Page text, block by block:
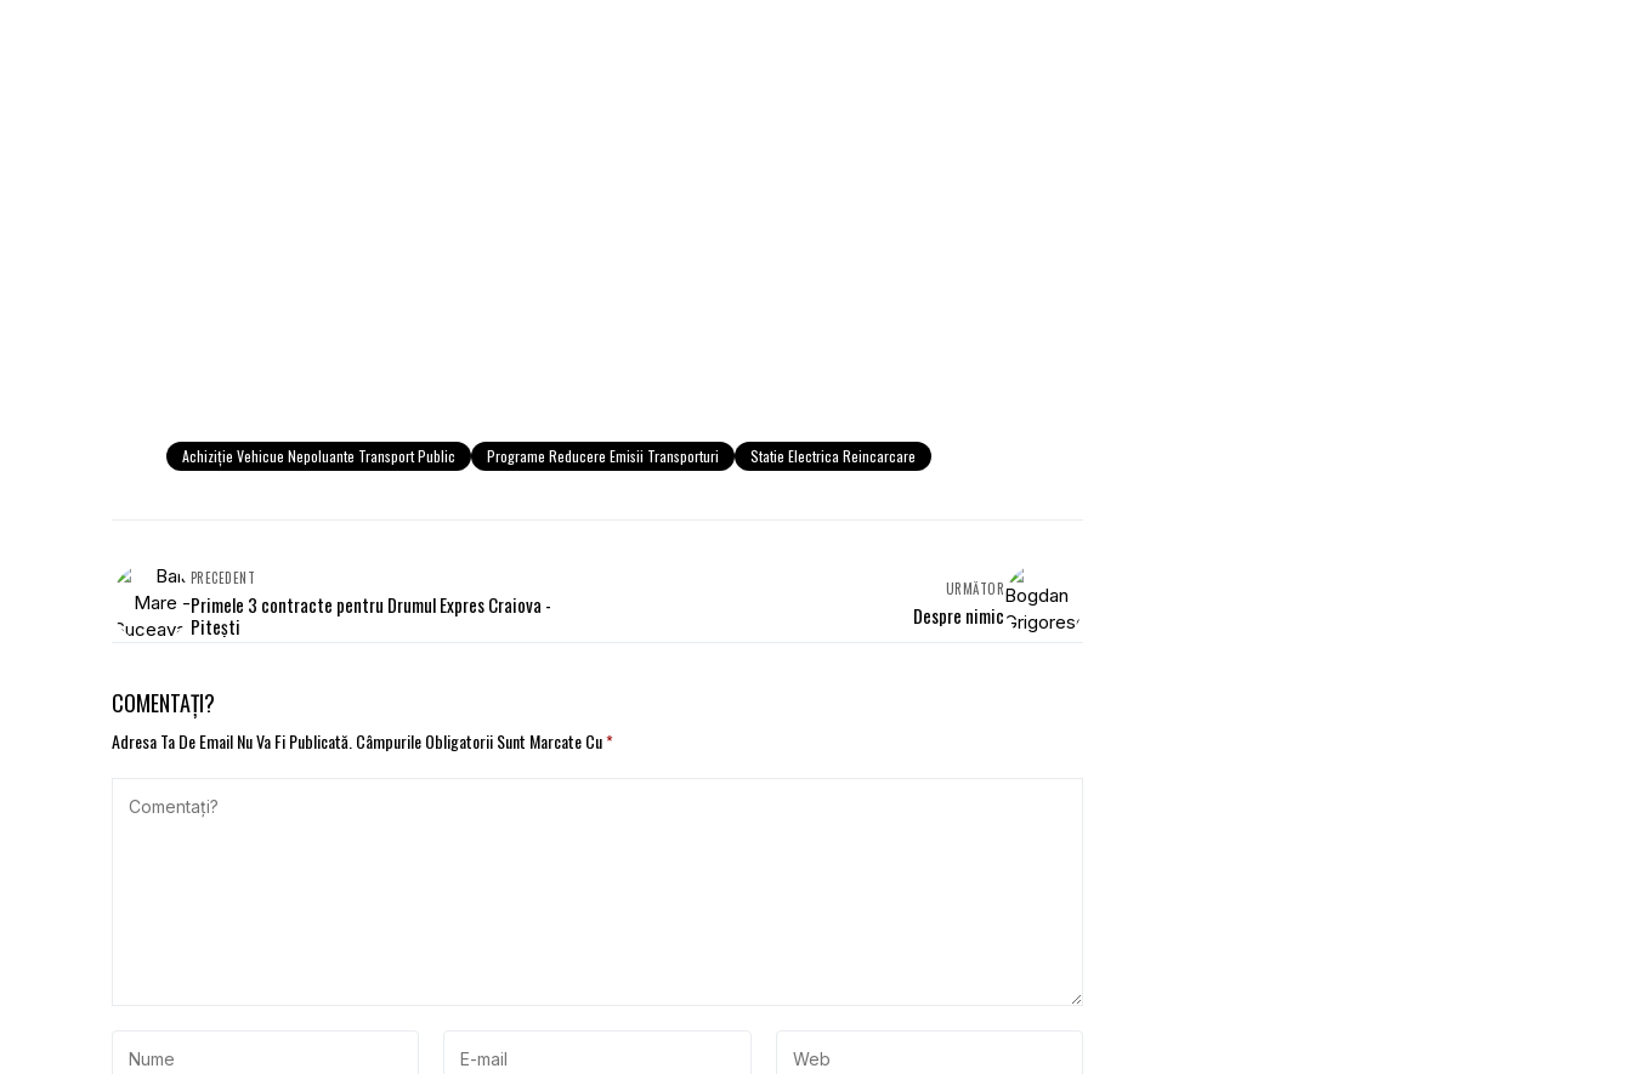
Achiziţie Vehicue Nepoluante Transport Public Programe Reducere Emisii Transporturi Statie Electrica Reincarcare
PRECEDENT
Primele 3 contracte pentru Drumul Expres Craiova -
Piteşti
URMĂTOR
Despre nimic
COMENTAȚI?
Adresa Ta De Email Nu Va Fi Publicată. Câmpurile Obligatorii Sunt Marcate Cu*